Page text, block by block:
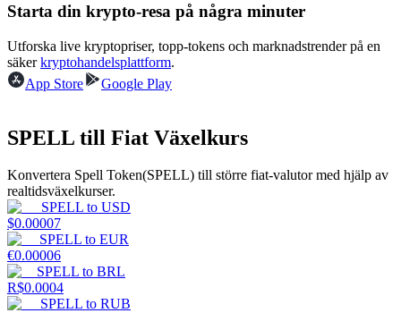
Handelsstrategier
Lär dig hur du håller dig lönsam
Tjäna
Starta din krypto-resa på några minuter
Utforska live kryptopriser, topp-tokens och marknadstrender på en
säkerkryptohandelsplattform.
App Store
Google Play
SPELL till Fiat Växelkurs
Konvertera Spell Token(SPELL) till större fiat-valutor med hjälp av
realtidsväxelkurser.
SPELL to USD
$0.00007
SPELL to EUR
€0.00006
SPELL to BRL
R$0.0004
SPELL to RUB